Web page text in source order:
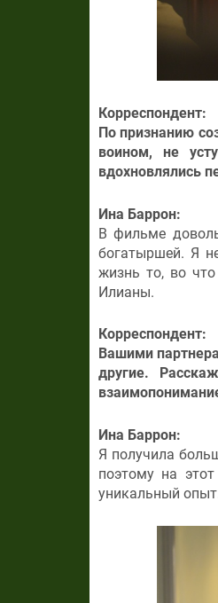
Корреспондент:
По признанию
воином, не
вдохновлялись
Ина Баррон:
В фильме
богатыршей. Я
жизнь то, во
Илианы.
Корреспондент:
Вашими
другие.
Ина Баррон:
Я получила
поэтому на
уникальный